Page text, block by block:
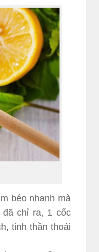
béo nhanh mà
chỉ ra, 1 cốc
tinh thần thoải